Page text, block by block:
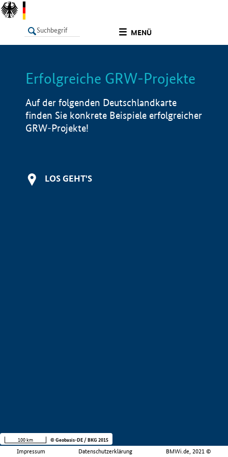
MENÜ
LISTE Info
Erfolgreiche GRW-Projekte
Auf der folgenden Deutschlandkarte
finden Sie konkrete Beispiele erfolgreicher
GRW-Projekte!
LOS GEHT'S
Impressum Datenschutzerklärung BMWi.de, 2021 ©
100 km © Geobasis-DE / BKG 2015